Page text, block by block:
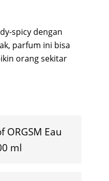
spicy dengan
parfum ini bisa
orang sekitar
ORGSM Eau
ml